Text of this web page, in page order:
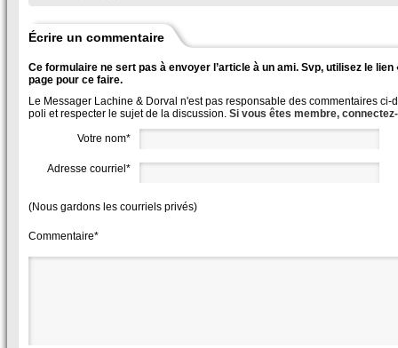
Écrire un commentaire
Ce formulaire ne sert pas à envoyer l’article à un ami. Svp, utilisez le
page pour ce faire.
Le Messager Lachine & Dorval n'est pas responsable des commentaires ci-
poli et respecter le sujet de la discussion. Si vous êtes membre,
Votre nom*
Adresse courriel*
(Nous gardons les courriels privés)
Commentaire*